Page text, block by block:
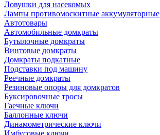
Ловушки для насекомых
Лампы противомоскитные аккумуляторные
Автотовары
Автомобильные домкраты
Бутылочные домкраты
Винтовые домкраты
Домкраты подкатные
Подставки под машину
Реечные домкраты
Резиновые опоры для домкратов
Буксировочные тросы
Гаечные ключи
Баллонные ключи
Динамометрические ключи
Имбусовые ключи